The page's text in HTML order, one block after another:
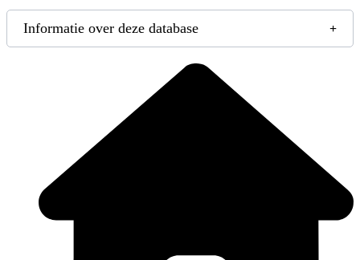
Informatie over deze database